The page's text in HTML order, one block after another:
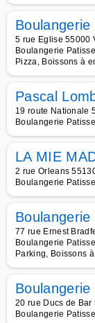
Boulangerie
5 rue Eglise 55000
Boulangerie
Pizza, Boissons à
Pascal
19 route Nationale
Boulangerie
LA MIE
2 rue Orleans
Boulangerie
77 rue Ernest
Boulangerie
Parking, Boissons
Boulangerie
20 rue Ducs de
Boulangerie